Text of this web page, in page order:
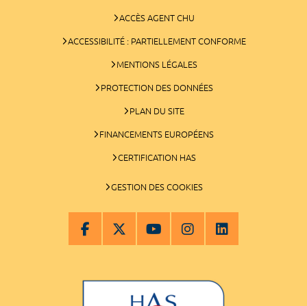
ACCÈS AGENT CHU
ACCESSIBILITÉ : PARTIELLEMENT CONFORME
MENTIONS LÉGALES
PROTECTION DES DONNÉES
PLAN DU SITE
FINANCEMENTS EUROPÉENS
CERTIFICATION HAS
GESTION DES COOKIES